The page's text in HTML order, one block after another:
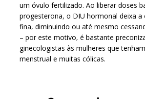
um óvulo fertilizado. Ao liberar doses
progesterona, o DIU hormonal deixa a
fina, diminuindo ou até mesmo
– por este motivo, é bastante
ginecologistas às mulheres que
menstrual e muitas cólicas.